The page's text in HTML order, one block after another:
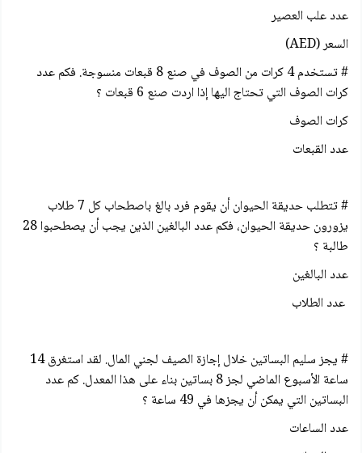
عدد علب العصير
السعر (AED)
# تستخدم 4 كرات من الصوف في صنع 8 قبعات منسوجة. فكم عدد
كرات الصوف التي تحتاج اليها إذا اردت صنع 6 قبعات ؟
كرات الصوف
عدد القبعات
# تتطلب حديقة الحيوان أن يقوم فرد بالغ باصطحاب كل 7 طلاب
يزورون حديقة الحيوان، فكم عدد البالغين الذين يجب أن يصطحبوا 28
طالبة ؟
عدد البالغين
عدد الطلاب
# يجز سليم البساتين خلال إجازة الصيف لجني المال. لقد استغرق 14
ساعة الأسبوع الماضي لجز 8 بساتين بناء على هذا المعدل. كم عدد
البساتين التي يمكن أن يجزها في 49 ساعة ؟
عدد الساعات